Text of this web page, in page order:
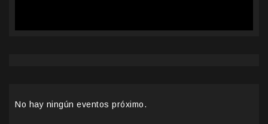
No hay ningún eventos próximo.